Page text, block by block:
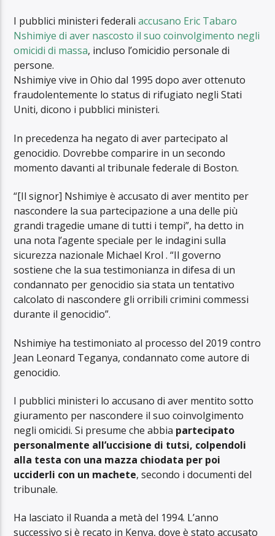
I pubblici ministeri federaliaccusano Eric Tabaro
Nshimiye di aver nascosto il suo coinvolgimento negli
omicidi di massa, incluso l’omicidio personale di
persone.
Nshimiye vive in Ohio dal 1995 dopo aver ottenuto
fraudolentemente lo status di rifugiato negli Stati
Uniti, dicono i pubblici ministeri.
In precedenza ha negato di aver partecipato al
genocidio. Dovrebbe comparire in un secondo
momento davanti al tribunale federale di Boston.
“[Il signor] Nshimiye è accusato di aver mentito per
nascondere la sua partecipazione a una delle più
grandi tragedie umane di tutti i tempi”, ha detto in
una nota l’agente speciale per le indagini sulla
sicurezza nazionale Michael Krol . “Il governo
sostiene che la sua testimonianza in difesa di un
condannato per genocidio sia stata un tentativo
calcolato di nascondere gli orribili crimini commessi
durante il genocidio”.
Nshimiye ha testimoniato al processo del 2019 contro
Jean Leonard Teganya, condannato come autore di
genocidio.
I pubblici ministeri lo accusano di aver mentito sotto
giuramento per nascondere il suo coinvolgimento
negli omicidi. Si presume che abbia partecipato
personalmente all’uccisione di tutsi, colpendoli
alla testa con una mazza chiodata per poi
ucciderli con un machete, secondo i documenti del
tribunale.
Ha lasciato il Ruanda a metà del 1994. L’anno
successivo si è recato in Kenya, dove è stato accusato